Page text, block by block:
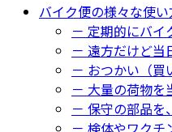
バイク便の様々な使
－ 定期的にバイ
－ 遠方だけど当
－ おつかい（買
－ 大量の荷物を
－ 保守の部品を